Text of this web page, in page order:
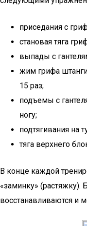
приседания с
становая тяга
выпады с
жим грифа
15 раз;
подъемы с
ногу;
подтягивания на
тяга верхнего
В конце каждой
«заминку»
восстанавливаются и